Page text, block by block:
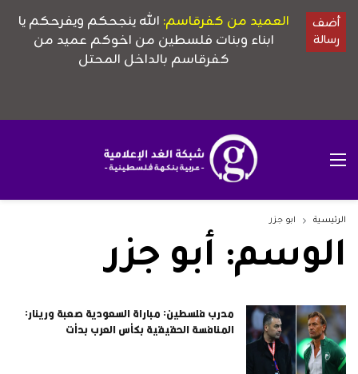
الرئيسية أبو جزر
الوسم: أبو جزر
مدرب فلسطين: مباراة السعودية صعبة ورينار:
المنافسة الحقيقية بكأس العرب بدأت